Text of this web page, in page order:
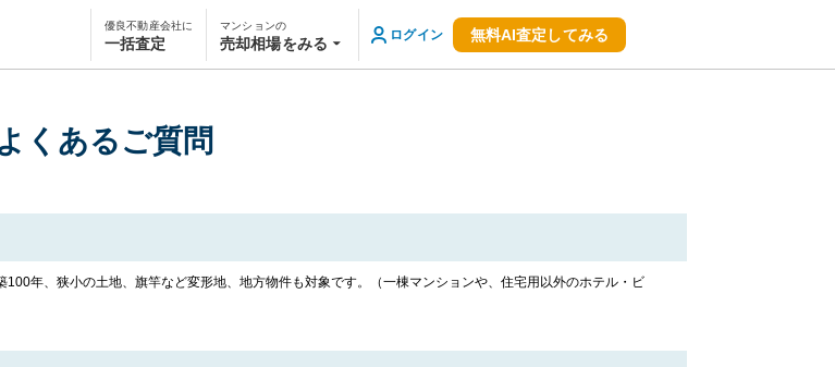
優良不動産会社に
一括査定
マンションの
売却相場をみる
ログイン 無料AI査定してみる
くあるご質問
年、狭小の土地、旗竿など変形地、地方物件も対象です。（一棟マンションや、住宅用以外のホテル・ビ